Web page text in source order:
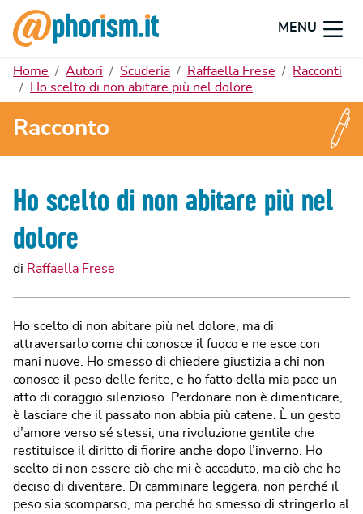
MENU
Home Autori Scuderia Raffaella Frese
Racconti
Ho scelto di non abitare più nel dolore
Racconto
Ho scelto di non abitare più nel
dolore
di Raffaella Frese
Ho scelto di non abitare più nel dolore, ma di
attraversarlo come chi conosce il fuoco e ne esce con
mani nuove. Ho smesso di chiedere giustizia a chi non
conosce il peso delle ferite, e ho fatto della mia pace un
atto di coraggio silenzioso. Perdonare non è dimenticare,
è lasciare che il passato non abbia più catene. È un gesto
d’amore verso sé stessi, una rivoluzione gentile che
restituisce il diritto di fiorire anche dopo l’inverno. Ho
scelto di non essere ciò che mi è accaduto, ma ciò che ho
deciso di diventare. Di camminare leggera, non perché il
peso sia scomparso, ma perché ho smesso di stringerlo al